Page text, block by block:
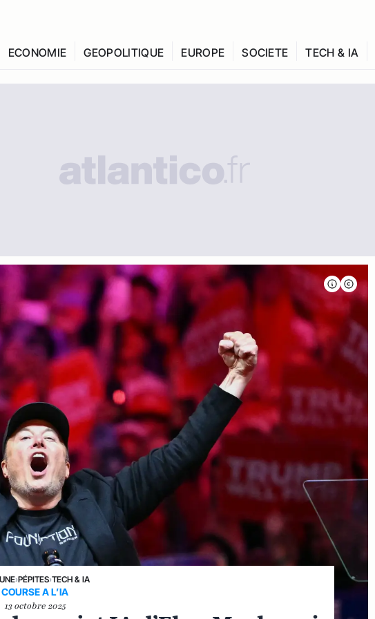
ECONOMIE GEOPOLITIQUE EUROPE SOCIETE TECH & IA
›PÉPITES›TECH & IA
COURSE A L’IA
13 octobre 2025